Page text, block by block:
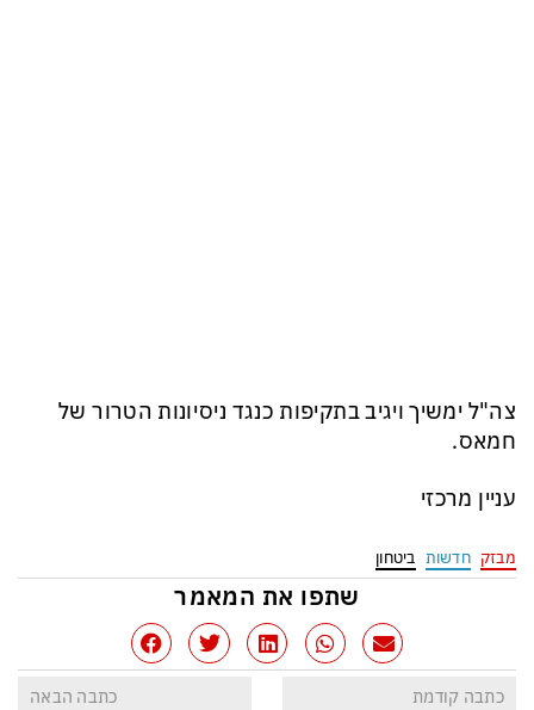
צה"ל ימשיך ויגיב בתקיפות כנגד ניסיונות הטרור של
חמאס.
עניין מרכזי
מבזק חדשות ביטחון
שתפו את המאמר
כתבה קודמת כתבה הבאה